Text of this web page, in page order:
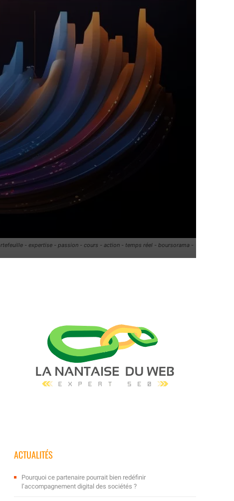
- expertise - passion - cours - action - temps réel - boursorama -
ACTUALITÉS
Pourquoi ce partenaire pourrait bien redéfinir
l’accompagnement digital des sociétés ?